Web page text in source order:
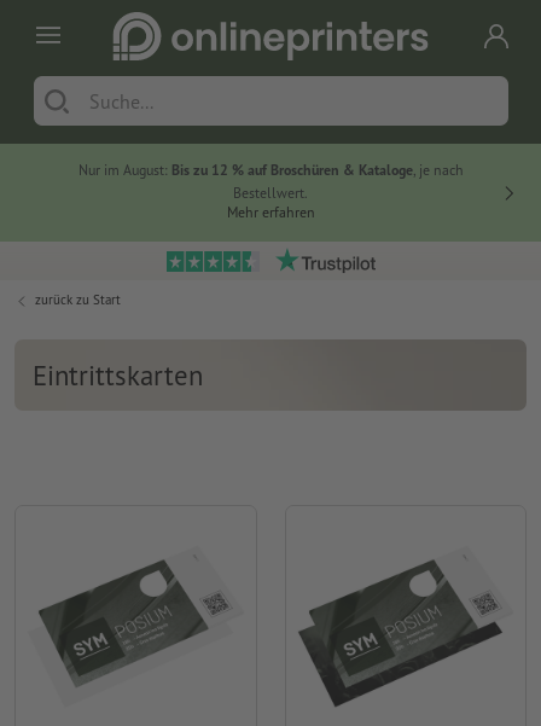
Nur im August: Bis zu 12 % auf Broschüren & Kataloge, je nach
Bestellwert.
Mehr erfahren
zurück zu Start
Eintrittskarten